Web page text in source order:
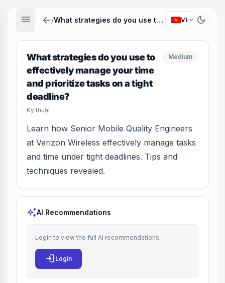
menu arrow_back / What strategies do you use to effectively manage your time and prioritize tasks on a tight deadline? VI expand_more dark_mode
What strategies do you use to
effectively manage your time
and prioritize tasks on a tight
deadline?
Kỹ thuật
Medium
Learn how Senior Mobile Quality Engineers
at Verizon Wireless effectively manage tasks
and time under tight deadlines. Tips and
techniques revealed.
auto_awesomeAI Recommendations
Login to view the full AI recommendations.
login Login